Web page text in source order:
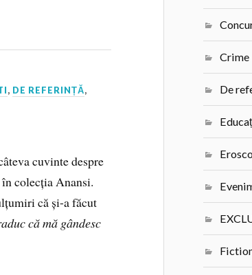
, DE REFERINȚĂ,
cuvinte despre
colecția Anansi.
că și-a făcut
𝑐𝑎̆ 𝑚𝑎̆ 𝑔𝑎̂𝑛𝑑𝑒𝑠𝑐
Crime
De